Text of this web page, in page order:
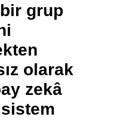
grup
olarak
zekâ